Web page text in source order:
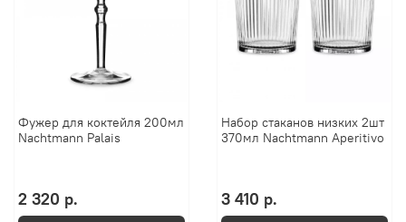
Фужер для коктейля 200мл
Nachtmann Palais
2 320 р.
Набор стаканов низких 2шт
370мл Nachtmann Aperitivo
3 410 р.